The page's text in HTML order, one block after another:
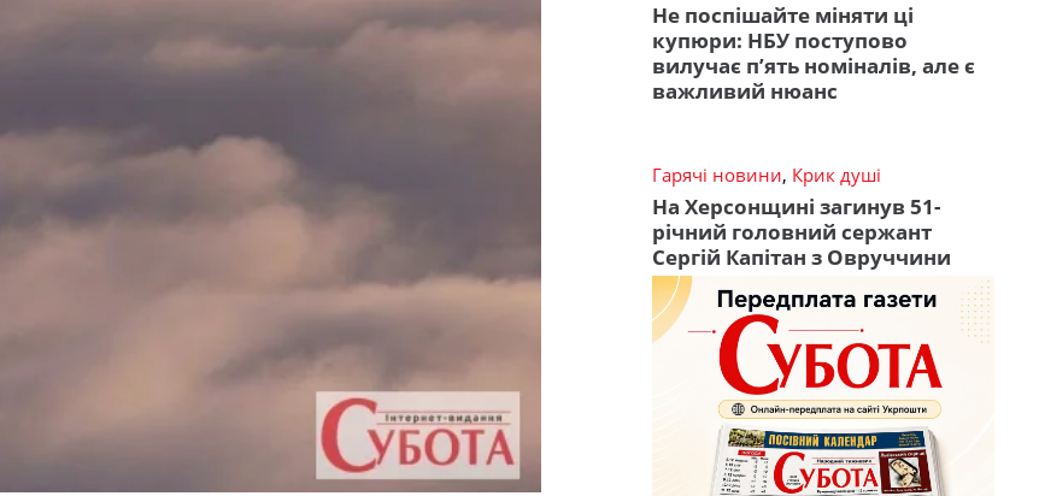
Не поспішайте міняти ці
купюри: НБУ поступово
вилучає п’ять номіналів, але є
важливий нюанс
Гарячі новини, Крик душі
На Херсонщині загинув 51-
річний головний сержант
Сергій Капітан з Овруччини